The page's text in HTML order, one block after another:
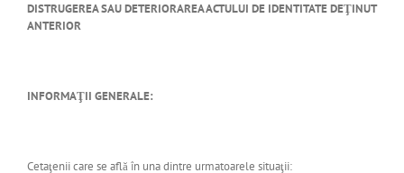
DISTRUGEREA SAU DETERIORAREA ACTULUI DE IDENTITATE DEŢINUT
ANTERIOR
INFORMAŢII GENERALE:
Cetaţenii care se află în una dintre urmatoarele situaţii: